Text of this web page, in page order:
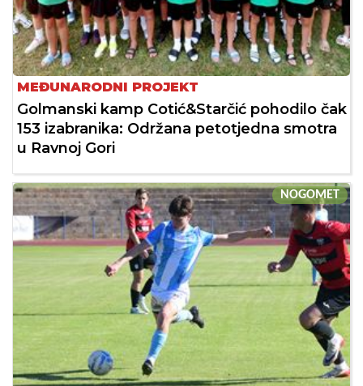
MEĐUNARODNI PROJEKT
Golmanski kamp Cotić&Starčić pohodilo čak
153 izabranika: Održana petotjedna smotra
u Ravnoj Gori
NOGOMET